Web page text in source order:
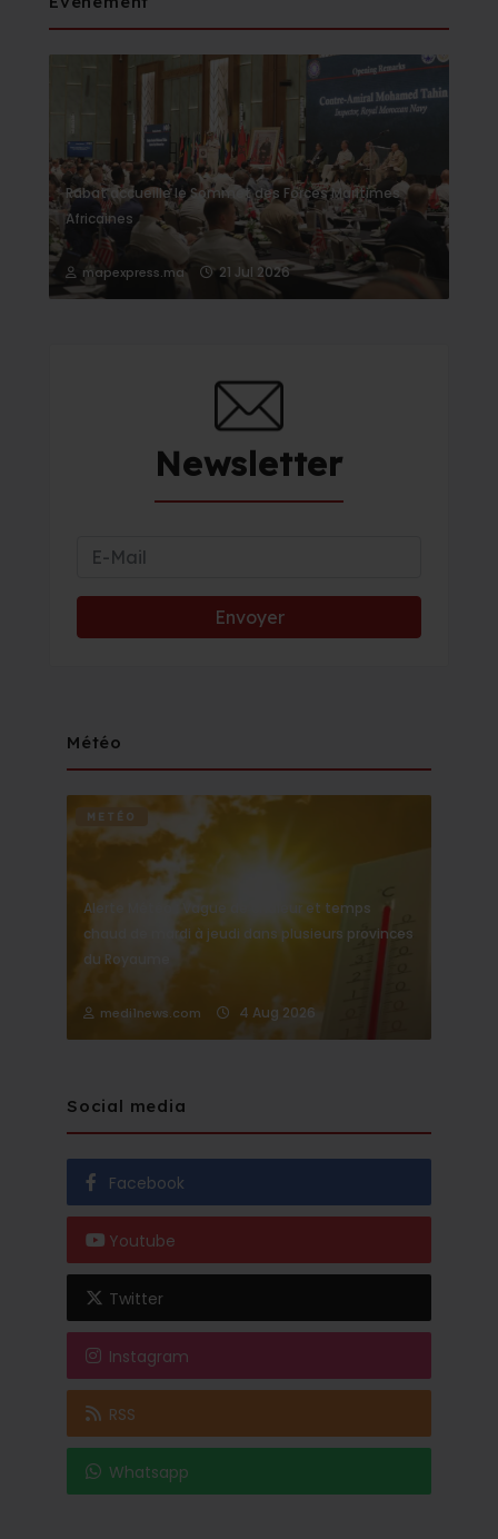
Rabat accueille le Sommet des Forces Maritimes
Africaines
mapexpress.ma 21 Jul 2026
Newsletter
Météo
METÉO
Alerte Météo : Vague de chaleur et temps
chaud de mardi à jeudi dans plusieurs provinces
du Royaume
medi1news.com 4 Aug 2026
Social media
Facebook
Youtube
Twitter
Instagram
RSS
Whatsapp